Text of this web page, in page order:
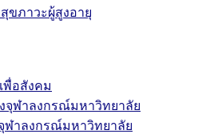
ขภาวะผู้สูงอายุ
พื่อสังคม
จุฬาลงกรณ์มหาวิทยาลัย
ฬาลงกรณ์มหาวิทยาลัย